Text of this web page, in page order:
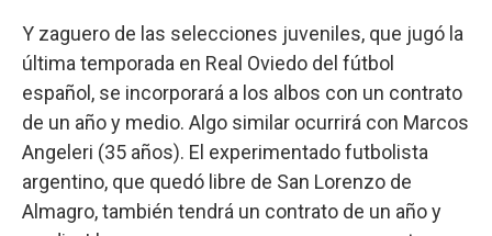
Y zaguero de las selecciones juveniles, que jugó la
última temporada en Real Oviedo del fútbol
español, se incorporará a los albos con un contrato
de un año y medio. Algo similar ocurrirá con Marcos
Angeleri (35 años). El experimentado futbolista
argentino, que quedó libre de San Lorenzo de
Almagro, también tendrá un contrato de un año y